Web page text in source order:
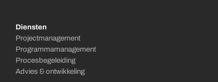
Diensten
Projectmanagement
Programmamanagement
Procesbegeleiding
Advies & ontwikkeling